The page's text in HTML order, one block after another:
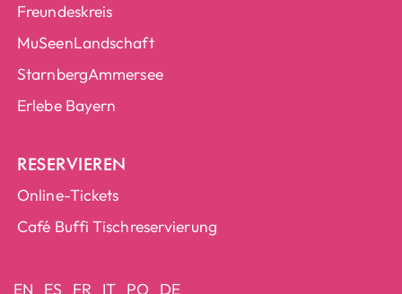
Freundeskreis
MuSeenLandschaft
StarnbergAmmersee
Erlebe Bayern
RESERVIEREN
Online-Tickets
Café Buffi Tischreservierung
EN ES FR IT PO DE